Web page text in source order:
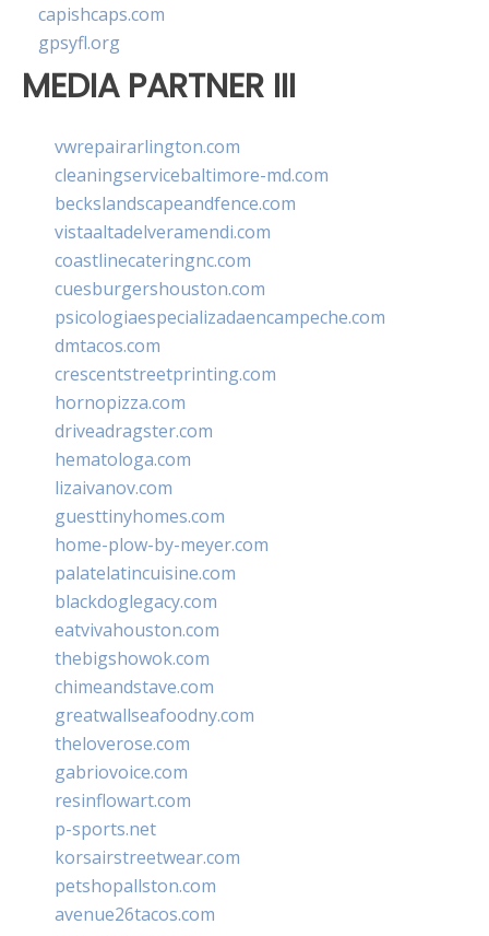
capishcaps.com
gpsyfl.org
MEDIA PARTNER III
vwrepairarlington.com
cleaningservicebaltimore-md.com
beckslandscapeandfence.com
vistaaltadelveramendi.com
coastlinecateringnc.com
cuesburgershouston.com
psicologiaespecializadaencampeche.com
dmtacos.com
crescentstreetprinting.com
hornopizza.com
driveadragster.com
hematologa.com
lizaivanov.com
guesttinyhomes.com
home-plow-by-meyer.com
palatelatincuisine.com
blackdoglegacy.com
eatvivahouston.com
thebigshowok.com
chimeandstave.com
greatwallseafoodny.com
theloverose.com
gabriovoice.com
resinflowart.com
p-sports.net
korsairstreetwear.com
petshopallston.com
avenue26tacos.com